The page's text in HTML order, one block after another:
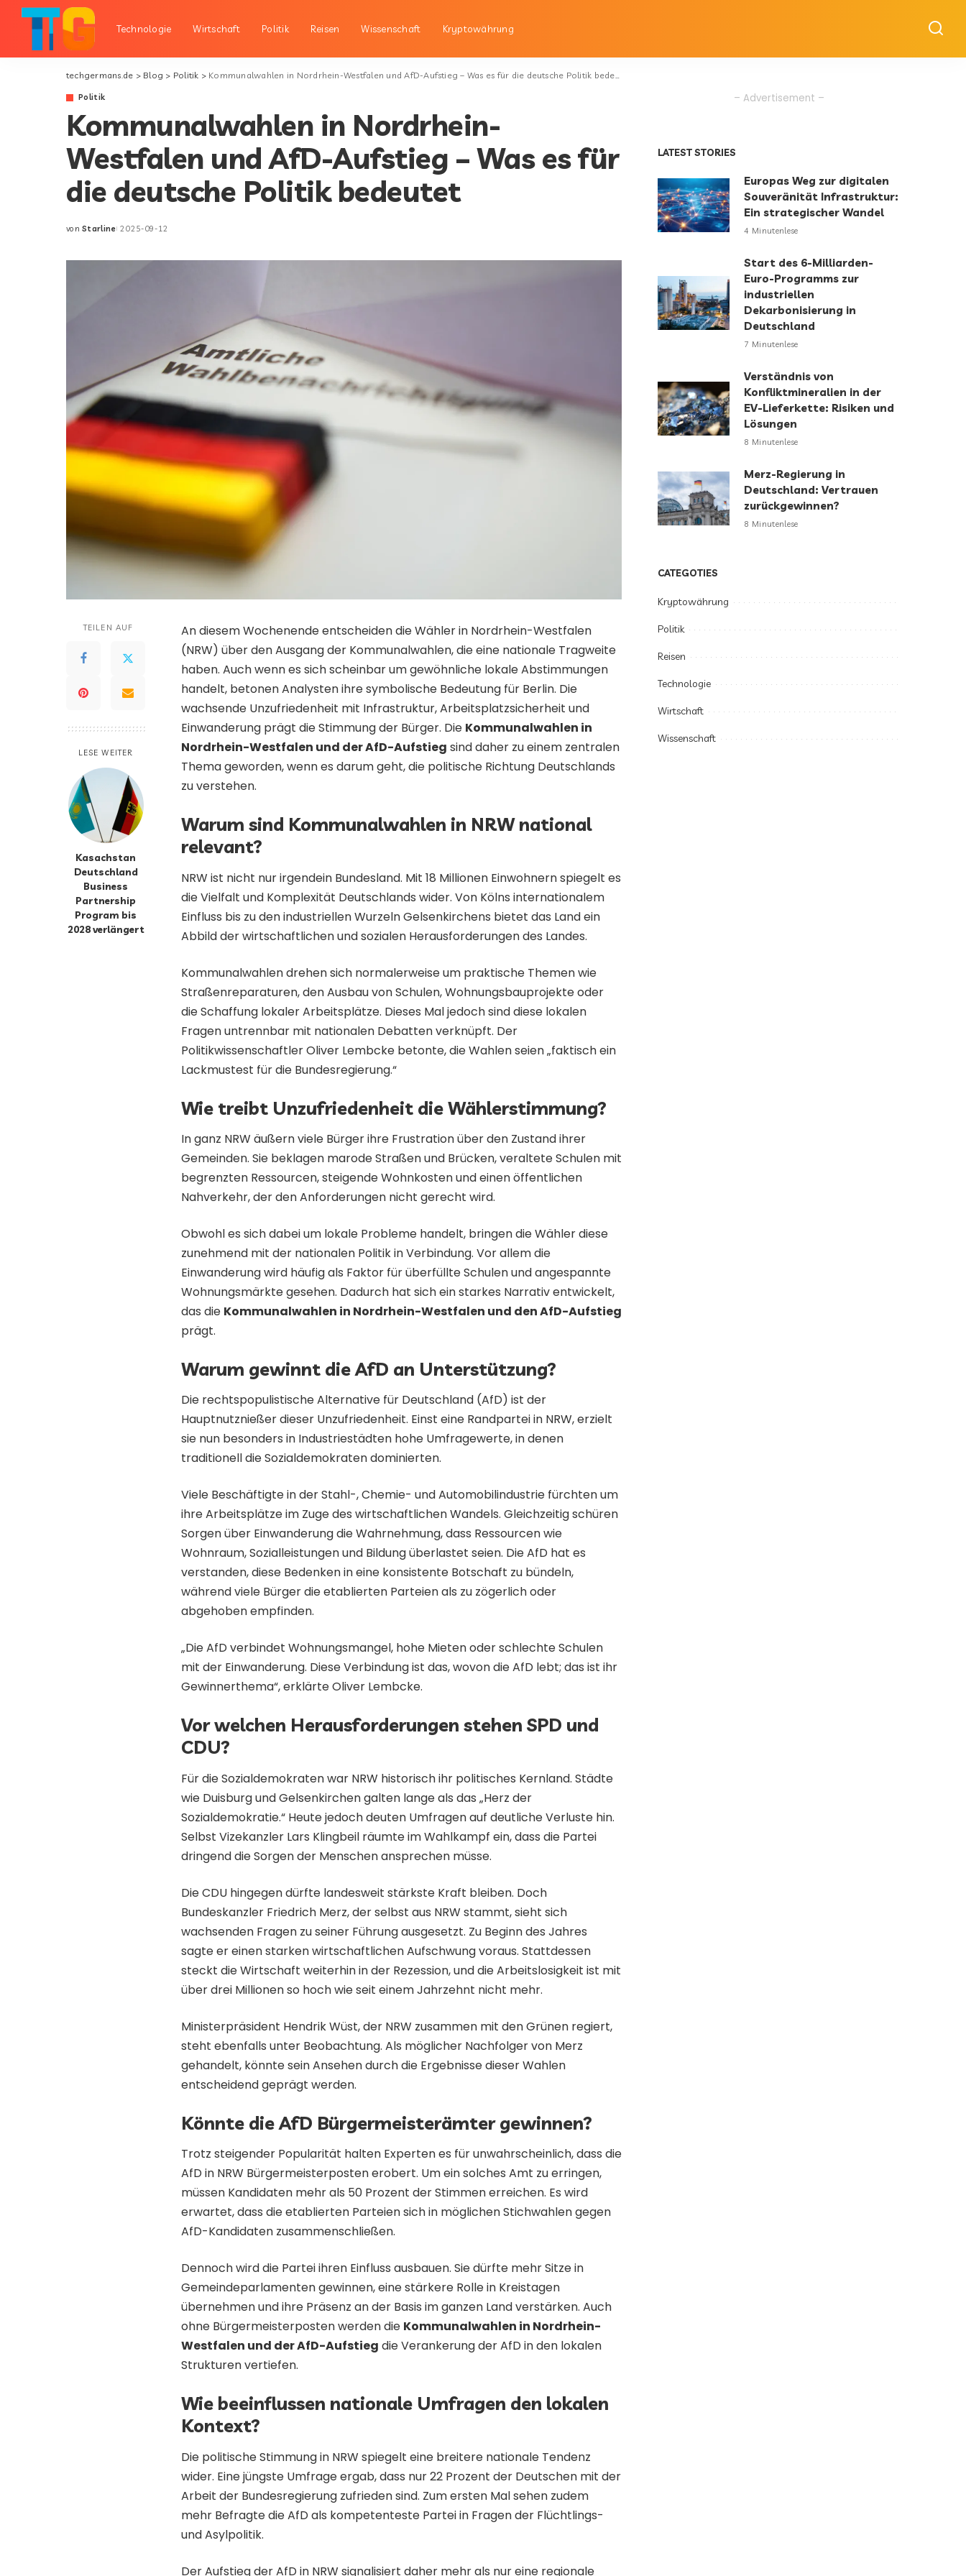
Technologie Wirtschaft Politik Reisen Wissenschaft Kryptowährung
techgermans.de > Blog > Politik > Kommunalwahlen in Nordrhein-Westfalen und AfD-Aufstieg – Was es für die deutsche Politik bedeutet
Politik
Kommunalwahlen in Nordrhein-
Westfalen und AfD-Aufstieg – Was es für
die deutsche Politik bedeutet
Posted
von Starline 2025-09-12
TEILEN AUF
LESE WEITER
Kasachstan
Deutschland
Business
Partnership
Program bis
2028 verlängert
An diesem Wochenende entscheiden die Wähler in Nordrhein-Westfalen
(NRW) über den Ausgang der Kommunalwahlen, die eine nationale Tragweite
haben. Auch wenn es sich scheinbar um gewöhnliche lokale Abstimmungen
handelt, betonen Analysten ihre symbolische Bedeutung für Berlin. Die
wachsende Unzufriedenheit mit Infrastruktur, Arbeitsplatzsicherheit und
Einwanderung prägt die Stimmung der Bürger. Die Kommunalwahlen in
Nordrhein-Westfalen und der AfD-Aufstieg sind daher zu einem zentralen
Thema geworden, wenn es darum geht, die politische Richtung Deutschlands
zu verstehen.
Warum sind Kommunalwahlen in NRW national
relevant?
NRW ist nicht nur irgendein Bundesland. Mit 18 Millionen Einwohnern spiegelt es
die Vielfalt und Komplexität Deutschlands wider. Von Kölns internationalem
Einfluss bis zu den industriellen Wurzeln Gelsenkirchens bietet das Land ein
Abbild der wirtschaftlichen und sozialen Herausforderungen des Landes.
Kommunalwahlen drehen sich normalerweise um praktische Themen wie
Straßenreparaturen, den Ausbau von Schulen, Wohnungsbauprojekte oder
die Schaffung lokaler Arbeitsplätze. Dieses Mal jedoch sind diese lokalen
Fragen untrennbar mit nationalen Debatten verknüpft. Der
Politikwissenschaftler Oliver Lembcke betonte, die Wahlen seien „faktisch ein
Lackmustest für die Bundesregierung.“
Wie treibt Unzufriedenheit die Wählerstimmung?
In ganz NRW äußern viele Bürger ihre Frustration über den Zustand ihrer
Gemeinden. Sie beklagen marode Straßen und Brücken, veraltete Schulen mit
begrenzten Ressourcen, steigende Wohnkosten und einen öffentlichen
Nahverkehr, der den Anforderungen nicht gerecht wird.
Obwohl es sich dabei um lokale Probleme handelt, bringen die Wähler diese
zunehmend mit der nationalen Politik in Verbindung. Vor allem die
Einwanderung wird häufig als Faktor für überfüllte Schulen und angespannte
Wohnungsmärkte gesehen. Dadurch hat sich ein starkes Narrativ entwickelt,
das die Kommunalwahlen in Nordrhein-Westfalen und den AfD-Aufstieg
prägt.
Warum gewinnt die AfD an Unterstützung?
Die rechtspopulistische Alternative für Deutschland (AfD) ist der
Hauptnutznießer dieser Unzufriedenheit. Einst eine Randpartei in NRW, erzielt
sie nun besonders in Industriestädten hohe Umfragewerte, in denen
traditionell die Sozialdemokraten dominierten.
Viele Beschäftigte in der Stahl-, Chemie- und Automobilindustrie fürchten um
ihre Arbeitsplätze im Zuge des wirtschaftlichen Wandels. Gleichzeitig schüren
Sorgen über Einwanderung die Wahrnehmung, dass Ressourcen wie
Wohnraum, Sozialleistungen und Bildung überlastet seien. Die AfD hat es
verstanden, diese Bedenken in eine konsistente Botschaft zu bündeln,
während viele Bürger die etablierten Parteien als zu zögerlich oder
abgehoben empfinden.
„Die AfD verbindet Wohnungsmangel, hohe Mieten oder schlechte Schulen
mit der Einwanderung. Diese Verbindung ist das, wovon die AfD lebt; das ist ihr
Gewinnerthema“, erklärte Oliver Lembcke.
Vor welchen Herausforderungen stehen SPD und
CDU?
Für die Sozialdemokraten war NRW historisch ihr politisches Kernland. Städte
wie Duisburg und Gelsenkirchen galten lange als das „Herz der
Sozialdemokratie.“ Heute jedoch deuten Umfragen auf deutliche Verluste hin.
Selbst Vizekanzler Lars Klingbeil räumte im Wahlkampf ein, dass die Partei
dringend die Sorgen der Menschen ansprechen müsse.
Die CDU hingegen dürfte landesweit stärkste Kraft bleiben. Doch
Bundeskanzler Friedrich Merz, der selbst aus NRW stammt, sieht sich
wachsenden Fragen zu seiner Führung ausgesetzt. Zu Beginn des Jahres
sagte er einen starken wirtschaftlichen Aufschwung voraus. Stattdessen
steckt die Wirtschaft weiterhin in der Rezession, und die Arbeitslosigkeit ist mit
über drei Millionen so hoch wie seit einem Jahrzehnt nicht mehr.
Ministerpräsident Hendrik Wüst, der NRW zusammen mit den Grünen regiert,
steht ebenfalls unter Beobachtung. Als möglicher Nachfolger von Merz
gehandelt, könnte sein Ansehen durch die Ergebnisse dieser Wahlen
entscheidend geprägt werden.
Könnte die AfD Bürgermeisterämter gewinnen?
Trotz steigender Popularität halten Experten es für unwahrscheinlich, dass die
AfD in NRW Bürgermeisterposten erobert. Um ein solches Amt zu erringen,
müssen Kandidaten mehr als 50 Prozent der Stimmen erreichen. Es wird
erwartet, dass die etablierten Parteien sich in möglichen Stichwahlen gegen
AfD-Kandidaten zusammenschließen.
Dennoch wird die Partei ihren Einfluss ausbauen. Sie dürfte mehr Sitze in
Gemeindeparlamenten gewinnen, eine stärkere Rolle in Kreistagen
übernehmen und ihre Präsenz an der Basis im ganzen Land verstärken. Auch
ohne Bürgermeisterposten werden die Kommunalwahlen in Nordrhein-
Westfalen und der AfD-Aufstieg die Verankerung der AfD in den lokalen
Strukturen vertiefen.
Wie beeinflussen nationale Umfragen den lokalen
Kontext?
Die politische Stimmung in NRW spiegelt eine breitere nationale Tendenz
wider. Eine jüngste Umfrage ergab, dass nur 22 Prozent der Deutschen mit der
Arbeit der Bundesregierung zufrieden sind. Zum ersten Mal sehen zudem
mehr Befragte die AfD als kompetenteste Partei in Fragen der Flüchtlings-
und Asylpolitik.
Der Aufstieg der AfD in NRW signalisiert daher mehr als nur eine regionale
– Advertisement –
LATEST STORIES
Europas Weg zur digitalen
Souveränität Infrastruktur:
Ein strategischer Wandel
4 Minutenlese
Start des 6-Milliarden-
Euro-Programms zur
industriellen
Dekarbonisierung in
Deutschland
7 Minutenlese
Verständnis von
Konfliktmineralien in der
EV-Lieferkette: Risiken und
Lösungen
8 Minutenlese
Merz-Regierung in
Deutschland: Vertrauen
zurückgewinnen?
8 Minutenlese
CATEGOTIES
Kryptowährung
Politik
Reisen
Technologie
Wirtschaft
Wissenschaft